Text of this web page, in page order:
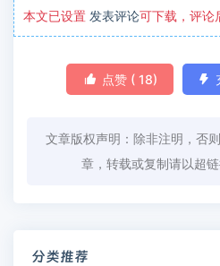
本文已设置 发表评论可下载，评论
 点赞 (18) 
文章版权声明：除非注明，否
章，转载或复制请以超
分类推荐